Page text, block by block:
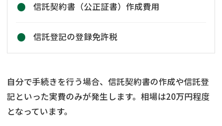
信託契約書（公正証書）作成費用
信託登記の登録免許税
自分で手続きを行う場合、信託契約書の作成や信託登
記といった実費のみが発生します。相場は20万円程度
となっています。